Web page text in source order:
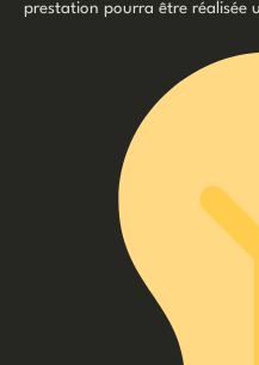
prestation pourra être réalisée